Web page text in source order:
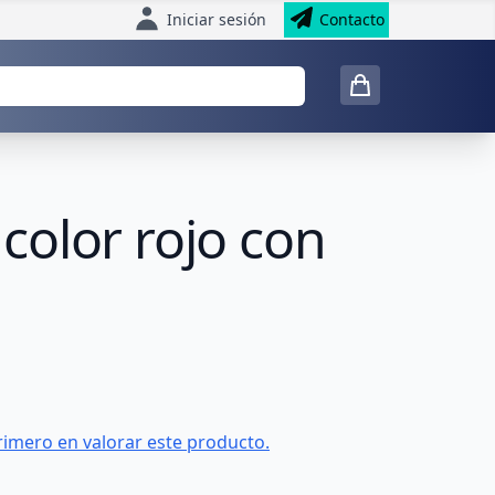
Iniciar sesión Contacto
rojo con
en valorar este producto.